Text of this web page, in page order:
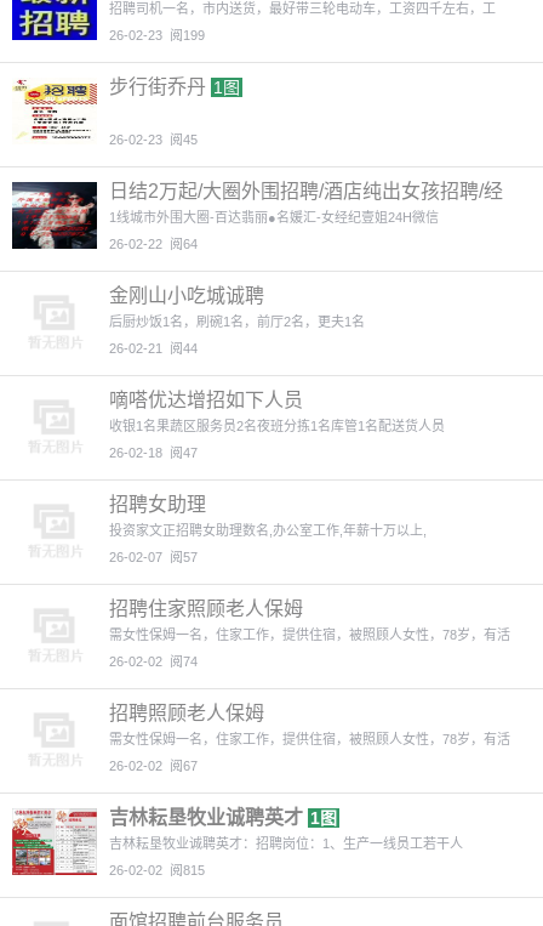
招聘司机一名，市内送货，最好带三轮电动车，工资四千左右，工
26-02-23 阅199
步行街乔丹 1图
26-02-23 阅45
日结2万起/大圈外围招聘/酒店纯出女孩招聘/经
纪壹姐诚邀姐妹1图
1线城市外围大圈-百达翡丽●名媛汇-女经纪壹姐24H微信
26-02-22 阅64
金刚山小吃城诚聘
后厨炒饭1名，刷碗1名，前厅2名，更夫1名
26-02-21
阅44
嘀嗒优达增招如下人员
收银1名果蔬区服务员2名夜班分拣1名库管1名配送货人员
26-02-18 阅47
招聘女助理
投资家文正招聘女助理数名,办公室工作,年薪十万以上,
26-02-07 阅57
招聘住家照顾老人保姆
需女性保姆一名，住家工作，提供住宿，被照顾人女性，78岁，有活
26-02-02 阅74
招聘照顾老人保姆
需女性保姆一名，住家工作，提供住宿，被照顾人女性，78岁，有活
26-02-02 阅67
吉林耘垦牧业诚聘英才 1图
吉林耘垦牧业诚聘英才：招聘岗位：1、生产一线员工若干人
26-02-02 阅815
面馆招聘前台服务员